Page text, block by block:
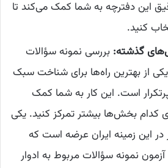
این دفترچه به شما کمک می‌کند تا
کنید.
گذشته: بررسی نمونه سؤالات
از بهترین راه‌ها برای شناخت سبک
است. این کار به شما کمک
کدام بخش‌ها بیشتر تمرکز کنید. یکی
این زمینه ایران عرضه است که
نمونه سؤالات مربوط به ادوار